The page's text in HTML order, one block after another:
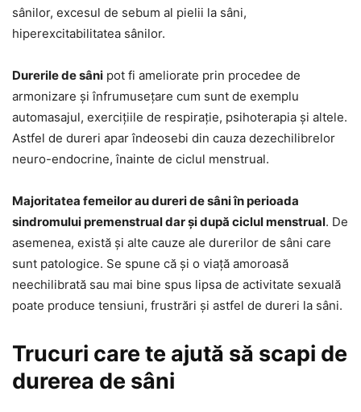
sânilor, excesul de sebum al pielii la sâni,
hiperexcitabilitatea sânilor.
Durerile de sâni pot fi ameliorate prin procedee de
armonizare și înfrumusețare cum sunt de exemplu
automasajul, exercițiile de respirație, psihoterapia și altele.
Astfel de dureri apar îndeosebi din cauza dezechilibrelor
neuro-endocrine, înainte de ciclul menstrual.
Majoritatea femeilor au dureri de sâni în perioada
sindromului premenstrual dar și după ciclul menstrual. De
asemenea, există și alte cauze ale durerilor de sâni care
sunt patologice. Se spune că și o viață amoroasă
neechilibrată sau mai bine spus lipsa de activitate sexuală
poate produce tensiuni, frustrări și astfel de dureri la sâni.
Trucuri care te ajută să scapi de
durerea de sâni